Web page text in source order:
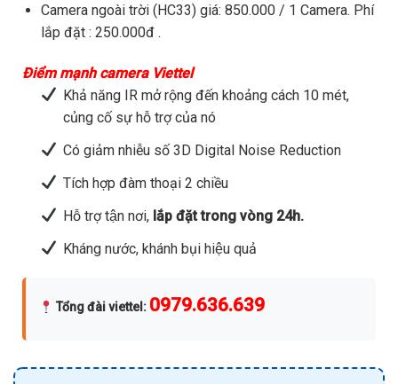
Camera ngoài trời (HC33) giá: 850.000 / 1 Camera. Phí
lắp đặt : 250.000đ .
Điểm mạnh camera Viettel
Khả năng IR mở rộng đến khoảng cách 10 mét,
củng cố sự hỗ trợ của nó
Có giảm nhiễu số 3D Digital Noise Reduction
Tích hợp đàm thoại 2 chiều
Hỗ trợ tận nơi,lắp đặt trong vòng 24h.
Kháng nước, khánh bụi hiệu quả
Tổng đài viettel : 0979.636.639